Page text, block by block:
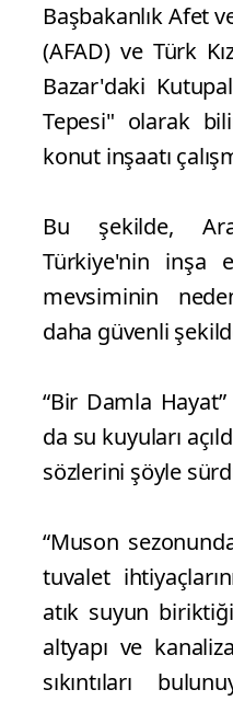
Başbakanlık Afet
(AFAD) ve Türk
Bazar'daki
Tepesi" olarak
konut inşaatı
Bu şekilde,
Türkiye'nin inşa
mevsiminin
daha güvenli
“Bir Damla
da su kuyuları
sözlerini şöyle
“Muson
tuvalet
atık suyun
altyapı ve
sıkıntıları